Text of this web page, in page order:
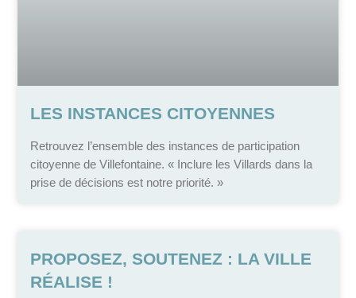
LES INSTANCES CITOYENNES
Retrouvez l’ensemble des instances de participation
citoyenne de Villefontaine. « Inclure les Villards dans la
prise de décisions est notre priorité. »
PROPOSEZ, SOUTENEZ : LA VILLE
RÉALISE !